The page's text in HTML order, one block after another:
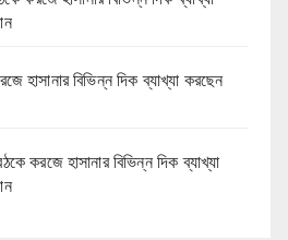
হাসানার বিভিন্ন দিক ব্যাখ্যা করছেন
করজে হাসানার বিভিন্ন দিক ব্যাখ্যা